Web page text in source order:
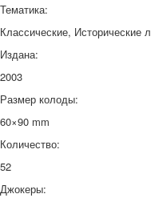
Тематика:
Классические, Исторические
Издана:
2003
Размер колоды:
60×90 mm
Количество:
52
Джокеры: